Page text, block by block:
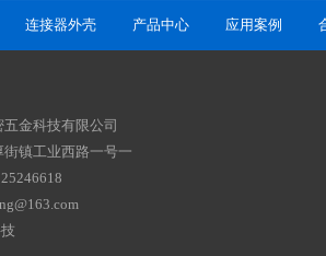
连接器外壳 产品中心 应用案例
金科技有限公司
镇工业西路一号一